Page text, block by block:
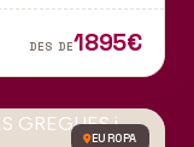
DES DE1895€
EUROPA